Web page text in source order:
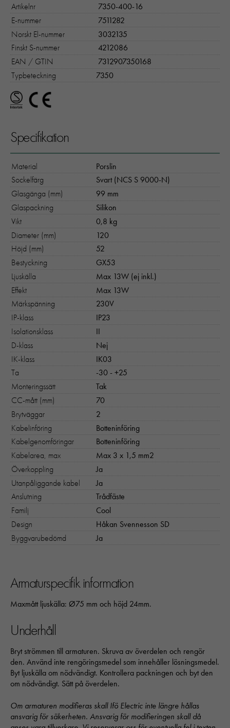
Artikelnr
7350-400-16
E-nummer
7511282
Norskt El-nummer
3032135
Finskt S-nummer
4212086
EAN / GTIN
7312907350168
Typbeteckning
7350
Specifikation
Material
Porslin
Sockelfärg
Svart (NCS S 9000-N)
Glasgänga (mm)
99 mm
Glaspackning
Silikon
Vikt
0,8 kg
Diameter (mm)
120
Höjd (mm)
52
Bestyckning
GX53
Ljuskälla
Max 13W (ej inkl.)
Effekt
Max 13W
Märkspänning
230V
IP-klass
IP23
Isolationsklass
II
D-klass
Nej
IK-klass
IK03
Ta
-30 - +25
Monteringssätt
Tak
CC-mått (mm)
70
Brytväggar
2
Kabelinföring
Botteninföring
Kabelgenomföringar
Botteninföring
Kabelarea, max
Max 3 x 1,5 mm2
Överkoppling
Ja
Utanpåliggande kabel
Ja
Anslutning
Trådfäste
Familj
Cool
Design
Håkan Svennesson SD
Byggvarubedömd
Ja
Armaturspecifik information
Maxmått ljuskälla: Ø75 mm och höjd 24mm.
Underhåll
Bryt strömmen till armaturen. Skruva av överdelen och rengör
den. Använd inte rengöringsmedel som innehåller lösningsmedel.
Byt ljuskälla om nödvändigt. Kontrollera packningen och byt den
om nödvändigt. Sätt på överdelen.
Om armaturen modifieras skall Ifö Electric inte längre hållas
ansvarig för säkerheten. Ansvarig för modifieringen skall då
behövs för att hemsidan över huvud
ska fungera:
denna kaka kommer ihåg ditt val av